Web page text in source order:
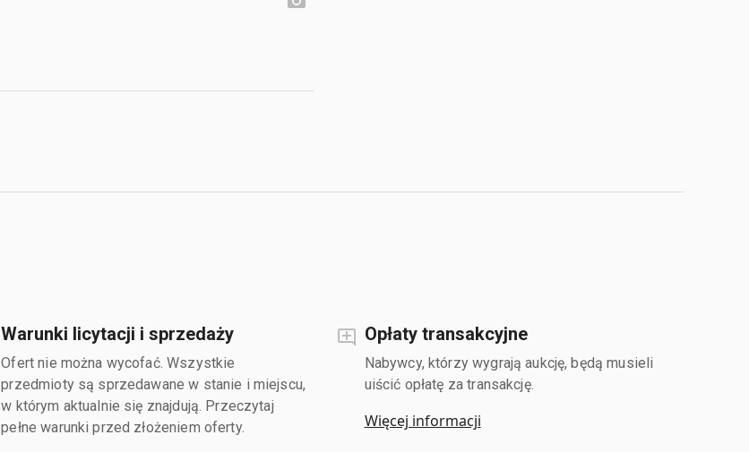
Warunki licytacji i sprzedaży
Ofert nie można wycofać. Wszystkie
przedmioty są sprzedawane w stanie i miejscu,
w którym aktualnie się znajdują. Przeczytaj
pełne warunki przed złożeniem oferty.
Opłaty transakcyjne
Nabywcy, którzy wygrają aukcję, będą musieli
uiścić opłatę za transakcję.
Więcej informacji